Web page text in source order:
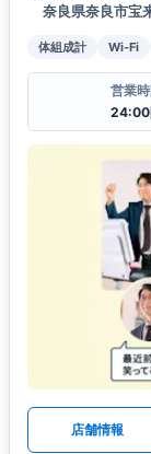
奈良県奈良市宝
体組成計 Wi-Fi
営業
24:00
店舗情報